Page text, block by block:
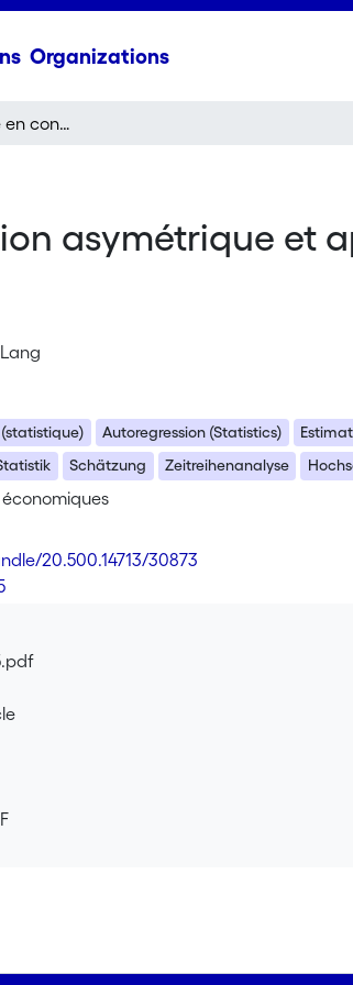
Organizations
Estimation robuste en contamination asymétrique et application aux processus autorégressifs
asymétrique et
(statistique) Autoregression (Statistics)
Schätzung Zeitreihenanalyse
20.500.14713/30873